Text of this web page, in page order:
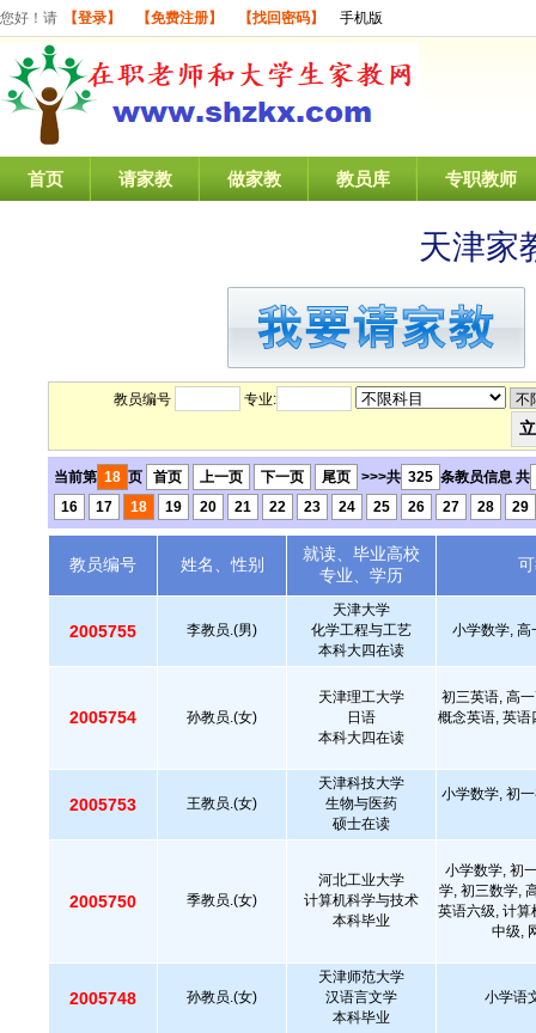
您好！请 【登录】 【免费注册】 【找回密码】 手机版
首页 请家教 做家教 教员库 专职教师
天津家
教员编号 专业:
当前第 18 页 首页 上一页 下一页 尾页 >>>共 325 条教员信息 共
16
17 18 19 20 21 22 23 24 25 26 27 28 29
教员编号 姓名、性别
就读、毕业高校
专业、学历
2005755 李教员.(男)
天津大学
化学工程与工艺
本科大四在读
小学数学, 高
2005754 孙教员.(女)
天津理工大学
日语
本科大四在读
初三英语, 高
概念英语, 英语
2005753 王教员.(女)
天津科技大学
生物与医药
硕士在读
小学数学, 初
2005750 季教员.(女)
河北工业大学
计算机科学与技术
本科毕业
小学数学, 初
学, 初三数学,
英语六级, 计算
中级,
2005748 孙教员.(女)
天津师范大学
汉语言文学
本科毕业
小学语